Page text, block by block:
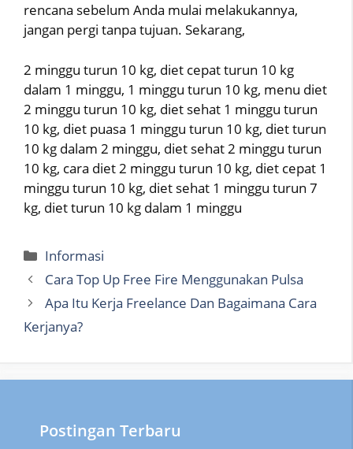
rencana sebelum Anda mulai melakukannya,
jangan pergi tanpa tujuan. Sekarang,
2 minggu turun 10 kg, diet cepat turun 10 kg
dalam 1 minggu, 1 minggu turun 10 kg, menu diet
2 minggu turun 10 kg, diet sehat 1 minggu turun
10 kg, diet puasa 1 minggu turun 10 kg, diet turun
10 kg dalam 2 minggu, diet sehat 2 minggu turun
10 kg, cara diet 2 minggu turun 10 kg, diet cepat 1
minggu turun 10 kg, diet sehat 1 minggu turun 7
kg, diet turun 10 kg dalam 1 minggu
Categories
Informasi
Cara Top Up Free Fire Menggunakan Pulsa
Apa Itu Kerja Freelance Dan Bagaimana Cara
Kerjanya?
Postingan Terbaru